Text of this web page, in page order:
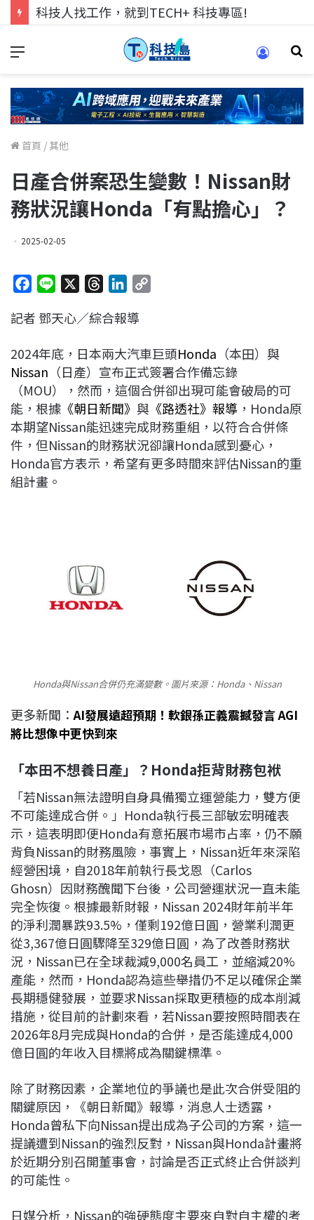
科技人找工作，就到TECH+ 科技專區!
首頁 /其他
日產合併案恐生變數！Nissan財
務狀況讓Honda「有點擔心」？
2025-02-05
c
b
o
o
k
n
r
a
d
s
n
e
d
I
n
L
i
n
k
記者 鄧天心／綜合報導
2024年底，日本兩大汽車巨頭Honda （本田）與
Nissan （日產）宣布正式簽署合作備忘錄
（MOU），然而，這個合併卻出現可能會破局的可
能，根據 《朝日新聞》 與 《路透社》報導 ，Honda原
本期望Nissan能迅速完成財務重組，以符合合併條
件，但Nissan的財務狀況卻讓Honda感到憂心，
Honda官方表示，希望有更多時間來評估Nissan的重
組計畫。
Honda與Nissan合併仍充滿變數。圖片來源：Honda、Nissan
更多新聞： AI發展遠超預期！軟銀孫正義震撼發言 AGI
將比想像中更快到來
「本田不想養日產」？Honda拒背財務包袱
「若Nissan無法證明自身具備獨立運營能力，雙方便
不可能達成合併。」Honda執行長三部敏宏明確表
示，這表明即便Honda有意拓展市場市占率，仍不願
背負Nissan的財務風險，事實上，Nissan近年來深陷
經營困境，自2018年前執行長戈恩（Carlos
Ghosn）因財務醜聞下台後，公司營運狀況一直未能
完全恢復。根據最新財報，Nissan 2024財年前半年
的淨利潤暴跌93.5%，僅剩192億日圓，營業利潤更
從3,367億日圓驟降至329億日圓，為了改善財務狀
況，Nissan已在全球裁減9,000名員工，並縮減20%
產能，然而，Honda認為這些舉措仍不足以確保企業
長期穩健發展，並要求Nissan採取更積極的成本削減
措施，從目前的計劃來看，若Nissan要按照時間表在
2026年8月完成與Honda的合併，是否能達成4,000
億日圓的年收入目標將成為關鍵標準。
除了財務因素，企業地位的爭議也是此次合併受阻的
關鍵原因，《朝日新聞》報導，消息人士透露，
Honda曾私下向Nissan提出成為子公司的方案，這一
提議遭到Nissan的強烈反對，Nissan與Honda計畫將
於近期分別召開董事會，討論是否正式終止合併談判
的可能性。
日媒分析，Nissan的強硬態度主要來自對自主權的考